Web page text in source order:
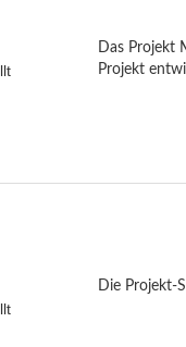
Das Projekt
Projekt
Die Projekt-